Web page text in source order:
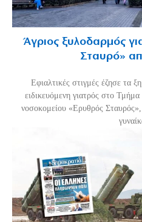
Άγριος ξυλοδαρμός
Σταυρό»
Εφιαλτικές στιγμές έζησε τα
ειδικευόμενη γιατρός στο
νοσοκομείου «Ερυθρός